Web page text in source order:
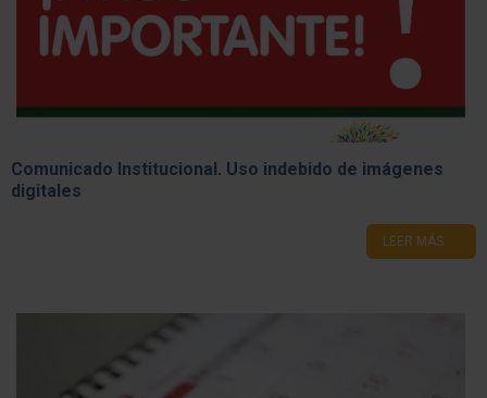
Comunicado Institucional. Uso indebido de imágenes
digitales
LEER MÁS